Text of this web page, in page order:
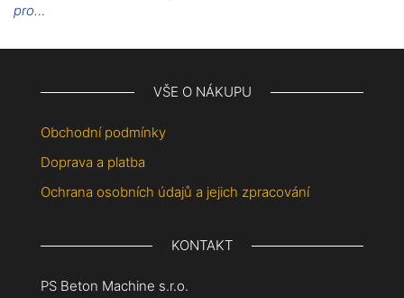
pro…
VŠE O NÁKUPU
Obchodní podmínky
Doprava a platba
Ochrana osobních údajů a jejich zpracování
KONTAKT
PS Beton Machine s.r.o.